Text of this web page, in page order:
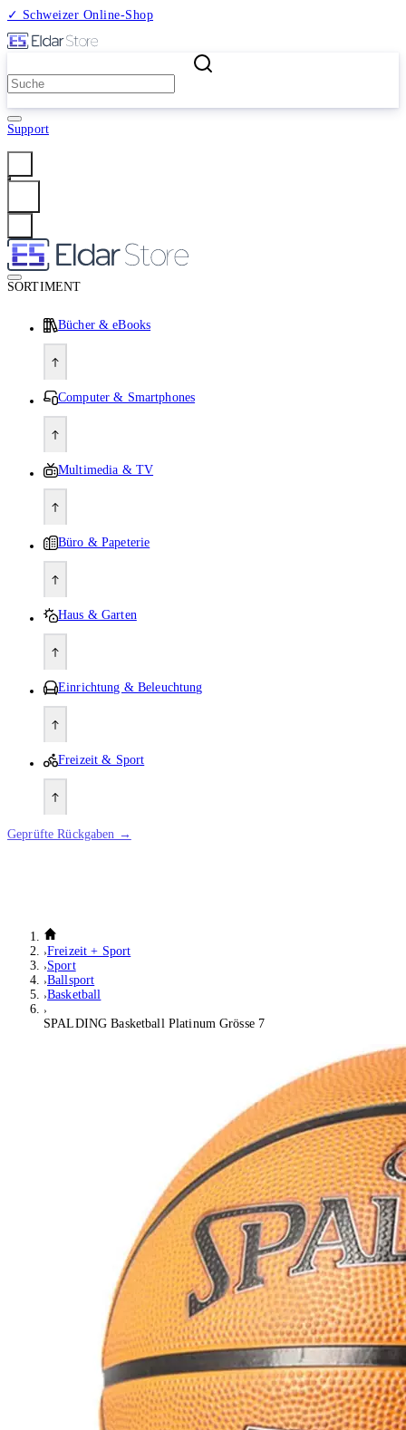
✓ Schweizer Online-Shop
Support
SORTIMENT
Bücher & eBooks
Computer & Smartphones
Multimedia & TV
Büro & Papeterie
Haus & Garten
Einrichtung & Beleuchtung
Freizeit & Sport
Geprüfte Rückgaben →
Freizeit + Sport
Sport
Ballsport
Basketball
SPALDING Basketball Platinum Grösse 7